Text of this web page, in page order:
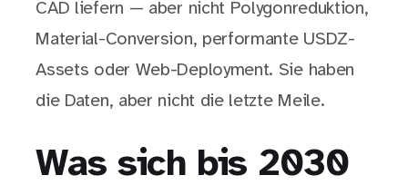
CAD liefern — aber nicht Polygonreduktion,
Material-Conversion, performante USDZ-
Assets oder Web-Deployment. Sie haben
die Daten, aber nicht die letzte Meile.
Was sich bis 2030